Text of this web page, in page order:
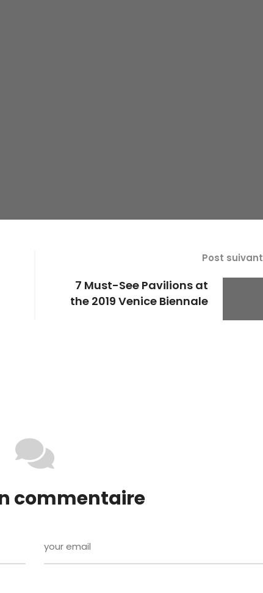
Post suivant
7 Must-See Pavilions at
the 2019 Venice Biennale
commentaire